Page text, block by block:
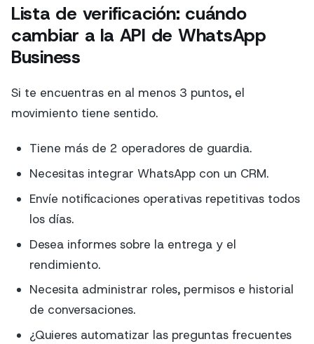
Lista de verificación: cuándo
cambiar a la API de WhatsApp
Business
Si te encuentras en al menos 3 puntos, el
movimiento tiene sentido.
Tiene más de 2 operadores de guardia.
Necesitas integrar WhatsApp con un CRM.
Envíe notificaciones operativas repetitivas todos
los días.
Desea informes sobre la entrega y el
rendimiento.
Necesita administrar roles, permisos e historial
de conversaciones.
¿Quieres automatizar las preguntas frecuentes